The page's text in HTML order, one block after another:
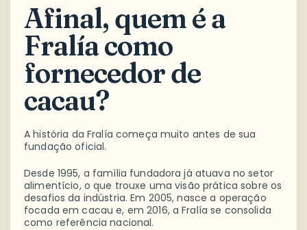
Afinal, quem é a
Fralía como
fornecedor de
cacau?
A história da Fralía começa muito antes de sua
fundação oficial.
Desde 1995, a família fundadora já atuava no setor
alimentício, o que trouxe uma visão prática sobre os
desafios da indústria. Em 2005, nasce a operação
focada em cacau e, em 2016, a Fralía se consolida
como referência nacional.